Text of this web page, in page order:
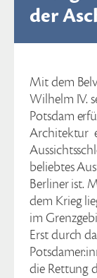
der
Mit dem
Wilhelm IV.
Potsdam
Architektur
beliebtes
Berliner ist.
dem Krieg
im
Erst durch
die Rettung